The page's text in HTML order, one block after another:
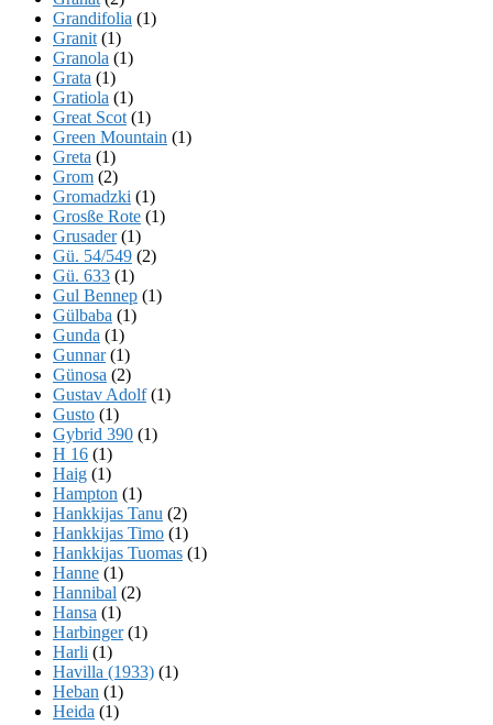
Grandifolia (1)
Granit (1)
Granola (1)
Grata (1)
Gratiola (1)
Great Scot (1)
Green Mountain (1)
Greta (1)
Grom (2)
Gromadzki (1)
Grosße Rote (1)
Grusader(1)
Gü. 54/549 (2)
Gü. 633 (1)
Gul Bennep (1)
Gülbaba (1)
Gunda (1)
Gunnar(1)
Günosa (2)
Gustav Adolf(1)
Gusto (1)
Gybrid 390 (1)
H 16 (1)
Haig (1)
Hampton (1)
Hankkijas Tanu (2)
Hankkijas Timo (1)
Hankkijas Tuomas (1)
Hanne (1)
Hannibal (2)
Hansa (1)
Harbinger(1)
Harli (1)
Havilla (1933) (1)
Heban (1)
Heida (1)